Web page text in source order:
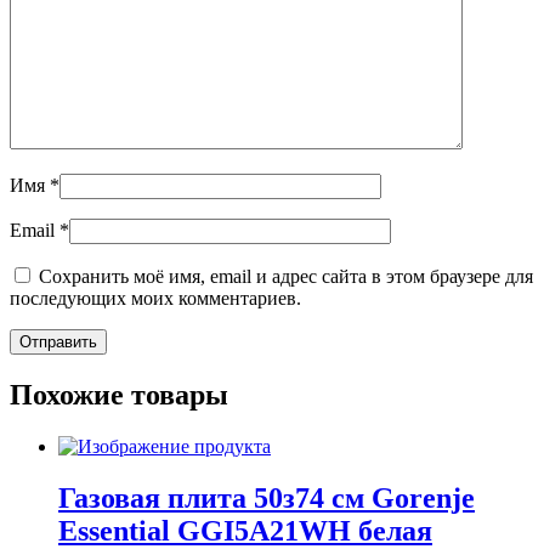
Имя *
Email *
Сохранить моё имя, email и адрес сайта в этом браузере для
последующих моих комментариев.
Похожие товары
Газовая плита 50з74 см Gorenje
Essential GGI5A21WH белая